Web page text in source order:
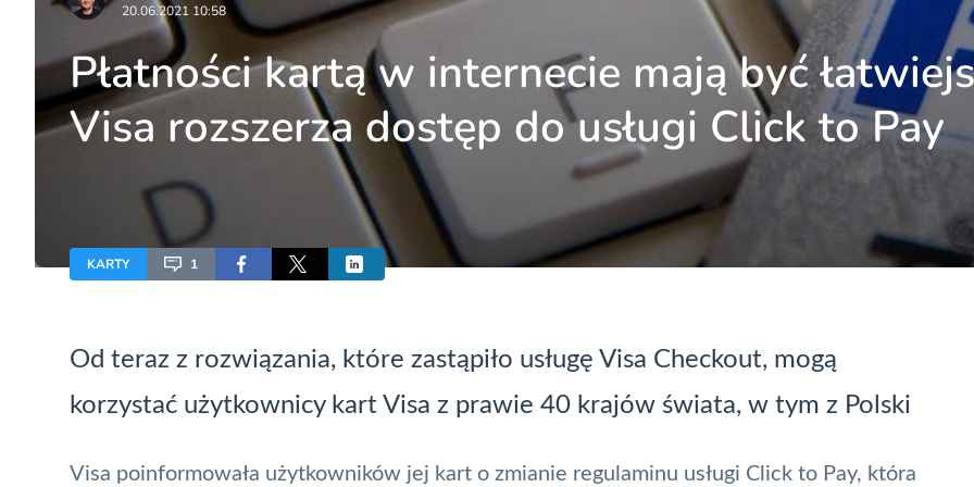
20.06.2021 10:58
Płatności kartą w internecie mają być
Visa rozszerza dostęp do usługi Click to Pay
KARTY 1
Od teraz z rozwiązania, które zastąpiło usługę Visa Checkout, mogą
korzystać użytkownicy kart Visa z prawie 40 krajów świata, w tym z Polski
Visa poinformowała użytkowników jej kart o zmianie regulaminu usługi Click to Pay, która